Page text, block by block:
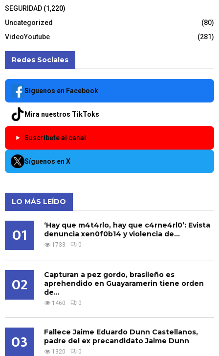
SEGURIDAD (1,220)
Uncategorized
(80)
VideoYoutube
(281)
Redes Sociales
Síguenos en Facebook
Mira nuestros TikToks
Suscríbete al canal
Síguenos en X
LO MÁS LEÍDO
01
‘Hay que m4t4rlo, hay que c4rne4rl0’: Evista
denuncia xen0f0b14 y violencia de...
1733 0
02
Capturan a pez gordo, brasileño es
aprehendido en Guayaramerin tiene orden
de...
1460 0
03
Fallece Jaime Eduardo Dunn Castellanos,
padre del ex precandidato Jaime Dunn
1320 0